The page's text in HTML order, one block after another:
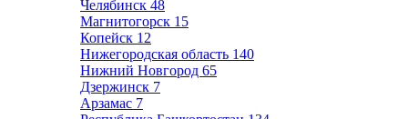
Челябинск 48
Магнитогорск 15
Копейск 12
Нижегородская область 140
Нижний Новгород 65
Дзержинск 7
Арзамас 7